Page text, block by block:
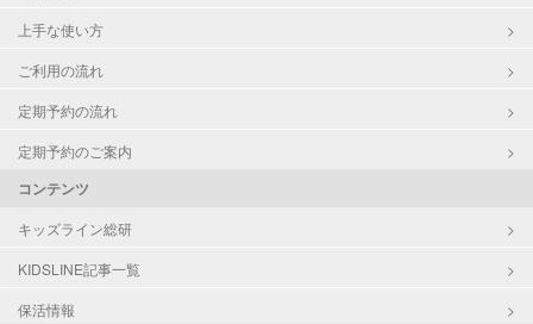
上手な使い方
ご利用の流れ
定期予約の流れ
定期予約のご案内
コンテンツ
キッズライン総研
KIDSLINE記事一覧
保活情報